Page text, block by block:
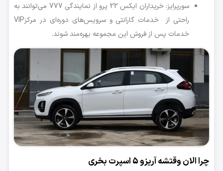
سورپرایز: خریداران ایکس 22 پرو از نمایندگی 777 می‌توانند به
راحتی از خدمات گارانتی و سرویس‌های دوره‌ای در مرکزVIP
خدمات پس از فروش این مجموعه بهره‌مند شوند.
چرا الان وقتشه آریزو 5 اسپرت بخری